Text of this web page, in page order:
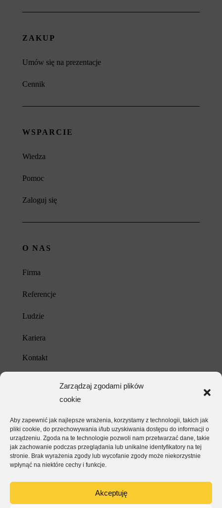
Zarządzaj zgodami plików
cookie
Aby zapewnić jak najlepsze wrażenia, korzystamy z technologii, takich jak
pliki cookie, do przechowywania i/lub uzyskiwania dostępu do informacji o
urządzeniu. Zgoda na te technologie pozwoli nam przetwarzać dane, takie
jak zachowanie podczas przeglądania lub unikalne identyfikatory na tej
stronie. Brak wyrażenia zgody lub wycofanie zgody może niekorzystnie
wpłynąć na niektóre cechy i funkcje.
Akceptuję
ZAKUP
Umów się na prezentacje
Cennik
WSPARCIE
Wiedza
Pomoc
Zaloguj się
O NAS
Firma
Referencje
Ludzie
Kariera
Kontakt
Polityka prywatności